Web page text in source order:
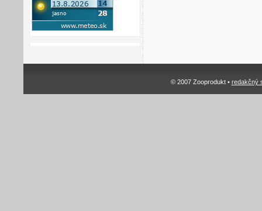
© 2007 Zooprodukt • redakčný